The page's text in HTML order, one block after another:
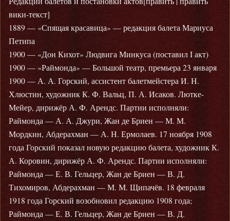
вики-текст]
1889 — «Спящая красавица» — редакция балета Мариуса
Петипа
1900 — «Дон Кихот» Людвига Минкуса (поставил I акт)
1900 — «Раймонда» — Большой театр, премьера 23 января
1900 — А. А. Горский, ассистент балетмейстера И. Н.
Хлюстин, художник К. Ф. Вальц, П. А. Исаков. Лютке-
Мейер, дирижёр А. Ф. Арендс. Партии исполняли:
Раймонда — А. А. Джури, Жан де Бриен — М. М.
Мордкин, Абдерахман — А. Н. Ермолаев. 17 ноября 1908
года Горский показал новую редакцию балета, художник К.
А. Коровин, дирижёр А. Ф. Арендс. Партии исполняли:
Раймонда — Е. В. Гельцер, Жан де Бриен — В. Д.
Тихомиров, Абдерахман — М. М. Щипачёв. 18 февраля
1918 года Горский возобновил редакцию 1908 года;
Раймонда — Е. В. Гельцер, Жан де Бриен — В. Д.